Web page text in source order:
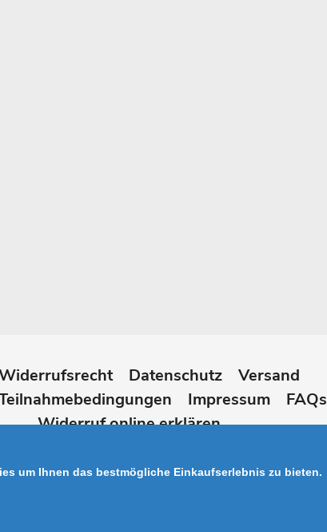
Datenschutz
Versand
Impressum
FAQs
Widerruf online erklären
um Ihnen das bestmögliche Einkaufserlebnis zu bieten.